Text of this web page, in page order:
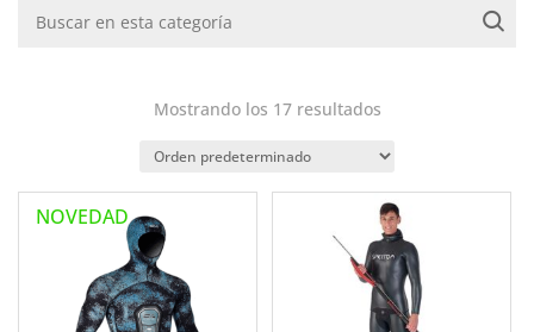
Mostrando los 17 resultados
NOVEDAD